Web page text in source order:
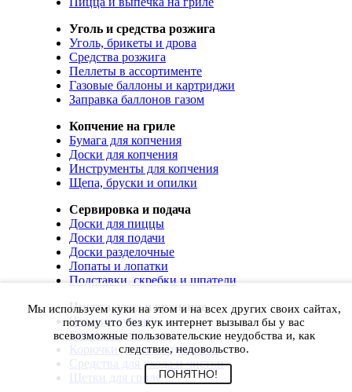
Уголь и средства розжига
Уголь, брикеты и дрова
Средства розжига
Пеллеты в ассортименте
Газовые баллоны и картриджи
Заправка баллонов газом
Копчение на гриле
Бумага для копчения
Доски для копчения
Инструменты для копчения
Щепа, бруски и опилки
Сервировка и подача
Доски для пиццы
Доски для подачи
Доски разделочные
Лопаты и лопатки
Подставки, скребки и шпатели
Чистка, уход и хранение
Чехлы и сумки
Коврики для гриля
Корючки для инструментов
Средства для ухода и чистки
Щетки для гриля
Мы используем куки на этом и на всех других своих сайтах,
потому что без кук интернет вызывал бы у вас
всевозможные пользовательские неудобства и, как
следствие, недовольство.
ПОНЯТНО!